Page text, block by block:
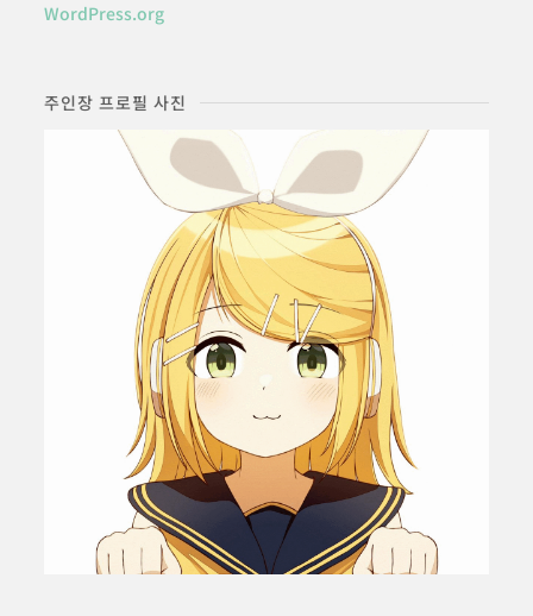
WordPress.org
주인장 프로필 사진